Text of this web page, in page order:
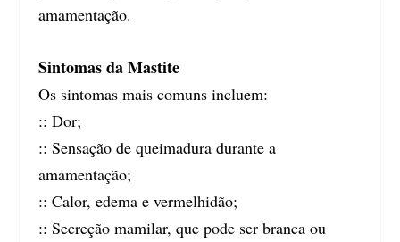
amamentação.
Sintomas da Mastite
Os sintomas mais comuns incluem:
:: Dor;
:: Sensação de queimadura durante a
amamentação;
:: Calor, edema e vermelhidão;
:: Secreção mamilar, que pode ser branca ou